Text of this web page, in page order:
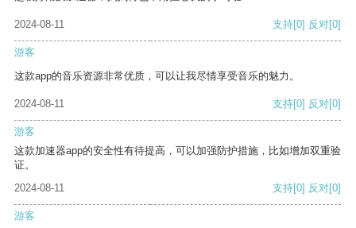
2024-08-11 支持[0] 反对[0]
游客
这款app的音乐资源非常优质，可以让我尽情享受音乐的魅力。
2024-08-11 支持[0] 反对[0]
游客
这款加速器app的安全性有待提高，可以加强防护措施，比如增加双重验
证。
2024-08-11
支持[0] 反对[0]
游客